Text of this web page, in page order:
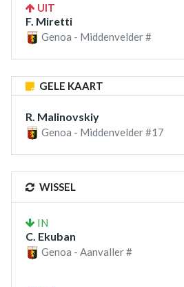
UIT
F. Miretti
Genoa - Middenvelder #
GELE KAART
R. Malinovskiy
Genoa - Middenvelder #17
WISSEL
IN
C. Ekuban
Genoa - Aanvaller #